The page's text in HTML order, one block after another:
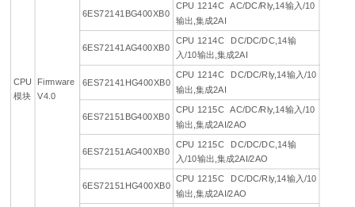
CPU
模块
Firmware
V4.0
6ES72141BG400XB0
CPU 1214C AC/DC/Rly,14输入/10
输出,集成2AI
6ES72141AG400XB0
CPU 1214C DC/DC/DC,14输
入/10输出,集成2AI
6ES72141HG400XB0
CPU 1214C DC/DC/Rly,14输入/10
输出,集成2AI
6ES72151BG400XB0
CPU 1215C AC/DC/Rly,14输入/10
输出,集成2AI/2AO
6ES72151AG400XB0
CPU 1215C DC/DC/DC,14输
入/10输出,集成2AI/2AO
6ES72151HG400XB0
CPU 1215C DC/DC/Rly,14输入/10
输出,集成2AI/2AO